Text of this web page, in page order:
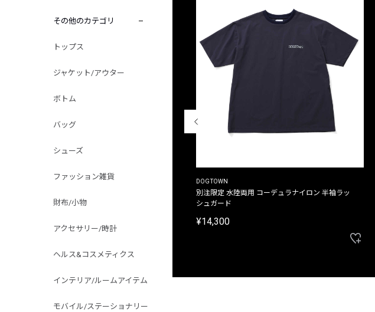
その他のカテゴリ
トップス
ジャケット/アウター
ボトム
バッグ
シューズ
ファッション雑貨
財布/小物
アクセサリー/時計
ヘルス&コスメティクス
インテリア/ルームアイテム
モバイル/ステーショナリー
THE DUFFER OF ST.GEORGE
プリントTシャツ
DOGTOWN
別注限定 水陸両用 コーデュラナイロン 半袖ラッ
シュガード
¥14,300